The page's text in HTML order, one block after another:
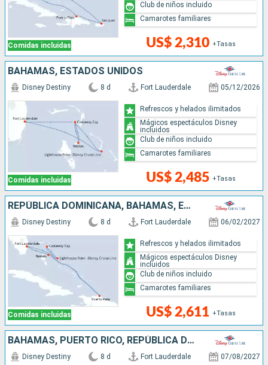
Comidas incluidas US$ 2,310 +Tasas
Club de niños incluido
Camarotes familiares
BAHAMAS, ESTADOS UNIDOS
Comidas incluidas
Disney Destiny 8 d Fort Lauderdale 05/12/2026
US$ 2,485 +Tasas
Refrescos y helados ilimitados
Mágicos espectáculos Disney
incluidos
Club de niños incluido
Camarotes familiares
REPÚBLICA DOMINICANA, BAHAMAS, ESTADOS UNIDOS
Comidas incluidas
Disney Destiny 8 d Fort Lauderdale 06/02/2027
US$ 2,611 +Tasas
Refrescos y helados ilimitados
Mágicos espectáculos Disney
incluidos
Club de niños incluido
Camarotes familiares
BAHAMAS, PUERTO RICO, REPÚBLICA DOMINICANA, ESTADOS UNIDOS
Disney Destiny 8 d Fort Lauderdale 07/08/2027